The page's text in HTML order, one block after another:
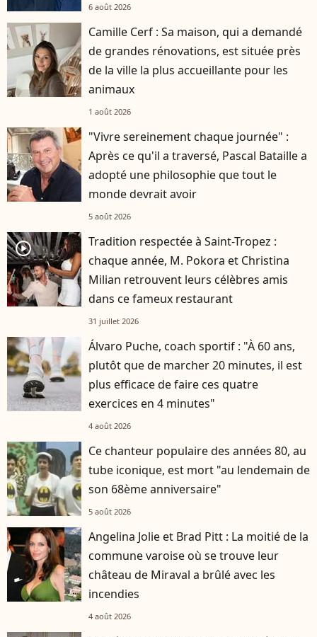
6 août 2026
Camille Cerf : Sa maison, qui a demandé
de grandes rénovations, est située près
de la ville la plus accueillante pour les
animaux
1 août 2026
"Vivre sereinement chaque journée" :
Après ce qu'il a traversé, Pascal Bataille a
adopté une philosophie que tout le
monde devrait avoir
5 août 2026
player2
Tradition respectée à Saint-Tropez :
chaque année, M. Pokora et Christina
Milian retrouvent leurs célèbres amis
dans ce fameux restaurant
31 juillet 2026
Álvaro Puche, coach sportif : "À 60 ans,
plutôt que de marcher 20 minutes, il est
plus efficace de faire ces quatre
exercices en 4 minutes"
4 août 2026
Ce chanteur populaire des années 80, au
tube iconique, est mort "au lendemain de
son 68ème anniversaire"
5 août 2026
Angelina Jolie et Brad Pitt : La moitié de la
commune varoise où se trouve leur
château de Miraval a brûlé avec les
incendies
4 août 2026